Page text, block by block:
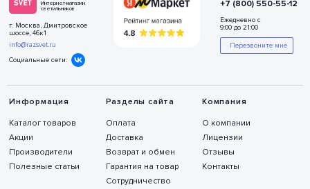
Интернет-магазин
светильников
г. Москва, Дмитровское
шоссе, 46к1
info@razsvet.ru
Социальные сети:
Информация
Каталог товаров
Акции
Производители
Полезные статьи
Разделы сайта
Оплата
Доставка
Возврат и обмен
Гарантия на товар
Сотрудничество
Компания
О компании
Лицензии
Отзывы
Контакты
+7 (800) 550-55-12
Ежедневно с
9:00 до 21:00
Перезвоните мне